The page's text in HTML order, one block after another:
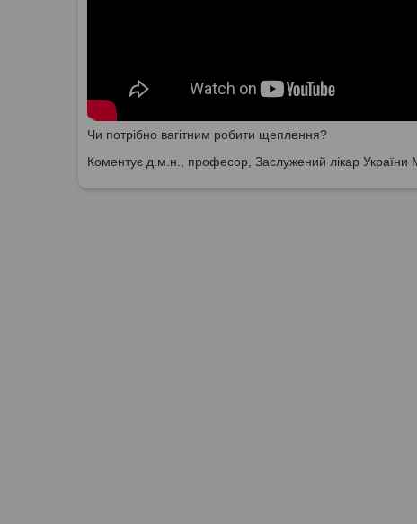
Чи потрібно вагітним робити щеплення?
Коментує д.м.н., професор, Заслужений лікар України